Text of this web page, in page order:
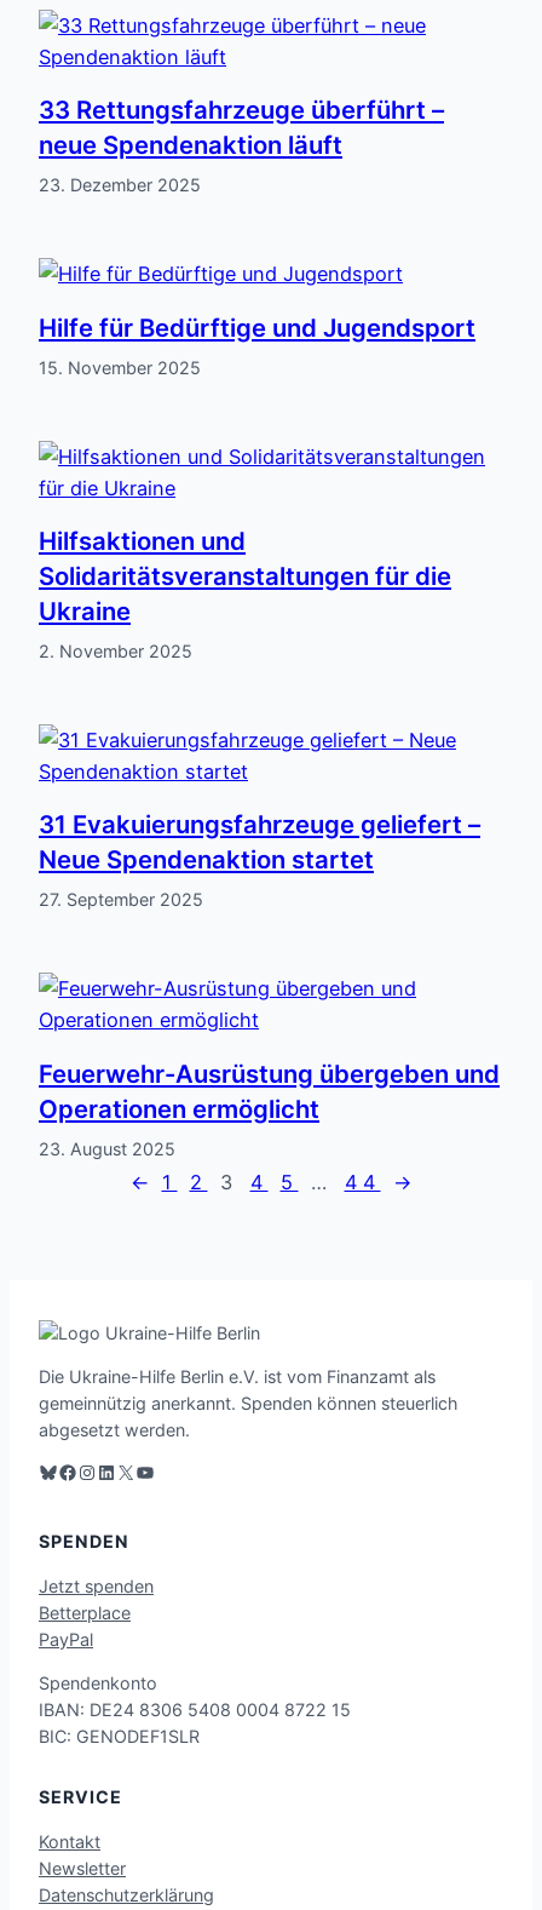
33 Rettungsfahrzeuge überführt –
neue Spendenaktion läuft
23. Dezember 2025
Hilfe für Bedürftige und Jugendsport
15. November 2025
Hilfsaktionen und
Solidaritätsveranstaltungen für die
Ukraine
2. November 2025
31 Evakuierungsfahrzeuge geliefert –
Neue Spendenaktion startet
27. September 2025
Feuerwehr-Ausrüstung übergeben und
Operationen ermöglicht
23. August 2025
← 1 2 3 4 5 … 44 →
Die Ukraine-Hilfe Berlin e.V. ist vom Finanzamt als
gemeinnützig anerkannt. Spenden können steuerlich
abgesetzt werden.
Blauer Himmel Facebook Instagram LinkedIn X YouTube
SPENDEN
Jetzt spenden
Betterplace
PayPal
Spendenkonto
IBAN: DE24 8306 5408 0004 8722 15
BIC: GENODEF1SLR
SERVICE
Kontakt
Newsletter
Datenschutzerklärung